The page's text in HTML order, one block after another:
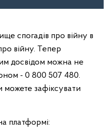
спогадів про війну в
війну. Тепер
досвідом можна не
- 0 800 507 480.
можете зафіксувати
платформі: